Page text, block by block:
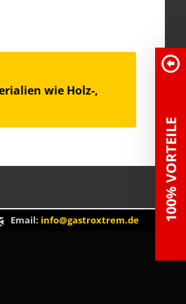
wie Holz-,
Email: info@gastroxtrem.de 100% VORTEILE